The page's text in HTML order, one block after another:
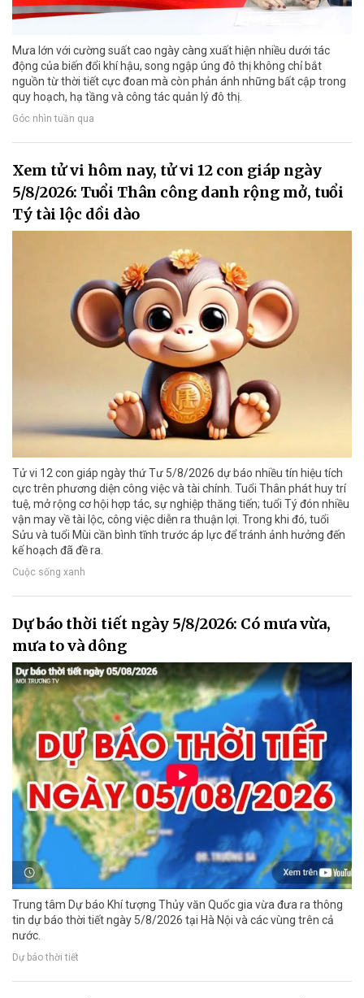
Mưa lớn với cường suất cao ngày càng xuất hiện nhiều dưới tác
động của biến đổi khí hậu, song ngập úng đô thị không chỉ bắt
nguồn từ thời tiết cực đoan mà còn phản ánh những bất cập trong
quy hoạch, hạ tầng và công tác quản lý đô thị.
Góc nhìn tuần qua
Xem tử vi hôm nay, tử vi 12 con giáp ngày
5/8/2026: Tuổi Thân công danh rộng mở, tuổi
Tý tài lộc dồi dào
Tử vi 12 con giáp ngày thứ Tư 5/8/2026 dự báo nhiều tín hiệu tích
cực trên phương diện công việc và tài chính. Tuổi Thân phát huy trí
tuệ, mở rộng cơ hội hợp tác, sự nghiệp thăng tiến; tuổi Tý đón nhiều
vận may về tài lộc, công việc diễn ra thuận lợi. Trong khi đó, tuổi
Sửu và tuổi Mùi cần bình tĩnh trước áp lực để tránh ảnh hưởng đến
kế hoạch đã đề ra.
Cuộc sống xanh
Dự báo thời tiết ngày 5/8/2026: Có mưa vừa,
mưa to và dông
Trung tâm Dự báo Khí tượng Thủy văn Quốc gia vừa đưa ra thông
tin dự báo thời tiết ngày 5/8/2026 tại Hà Nội và các vùng trên cả
nước.
Dự báo thời tiết